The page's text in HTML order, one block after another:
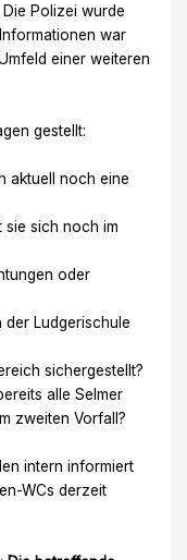
Polizei wurde
war
einer weiteren
gestellt:
aktuell noch eine
sie sich noch im
oder
der Ludgerischule
sichergestellt?
alle Selmer
zweiten Vorfall?
intern informiert
WCs derzeit